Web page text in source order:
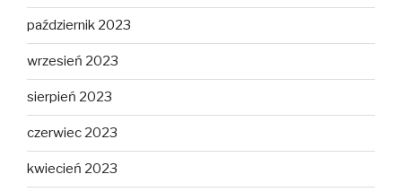
październik 2023
wrzesień 2023
sierpień 2023
czerwiec 2023
kwiecień 2023